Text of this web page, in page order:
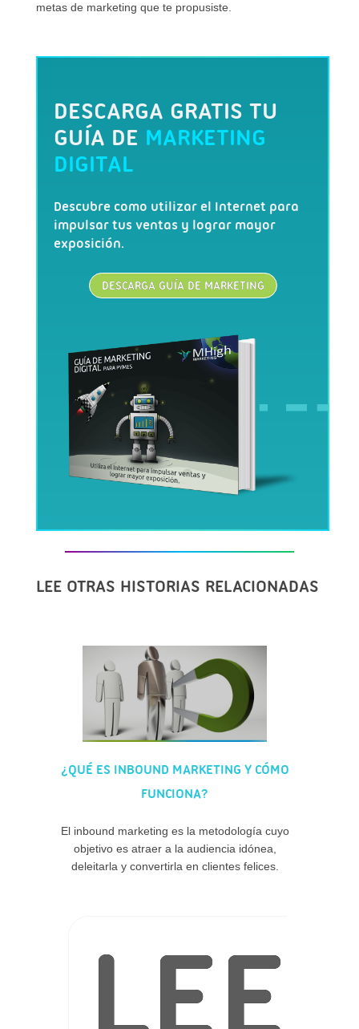
metas de marketing que te propusiste.
DESCARGA GRATIS TU
GUÍA DE MARKETING
DIGITAL
Descubre como utilizar el Internet para
impulsar tus ventas y lograr mayor
exposición.
DESCARGA GUÍA DE MARKETING
LEE OTRAS HISTORIAS RELACIONADAS
¿QUÉ ES INBOUND MARKETING Y CÓMO
FUNCIONA?
El inbound marketing es la metodología cuyo
objetivo es atraer a la audiencia idónea,
deleitarla y convertirla en clientes felices.
LEE